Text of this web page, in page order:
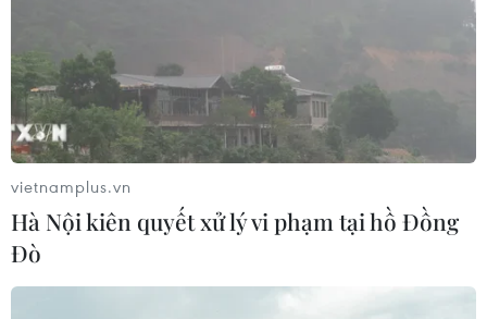
hợp du lịch vươn ra thế giới
29/04/2018 13:42
Thừa Thiên-Huế cần ưu tiên đầu tư xây dựng thương
hiệu, hoàn chỉnh hồ sơ cho một "kinh đô ẩm thực," gắn
liền vai trò của các "sứ giả ẩm thực" và tiến tới xây
dựng Bảo tàng Văn hóa Ẩm thực Việt Nam.
vietnamplus.vn
Hà Nội kiên quyết xử lý vi phạm tại hồ Đồng
Đò